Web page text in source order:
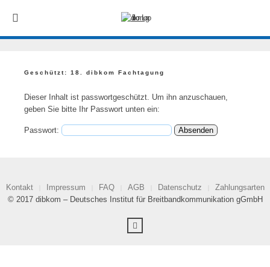
Geschützt: 18. dibkom Fachtagung
Dieser Inhalt ist passwortgeschützt. Um ihn anzuschauen,
geben Sie bitte Ihr Passwort unten ein:
Passwort:
Kontakt Impressum FAQ AGB Datenschutz
Zahlungsarten
© 2017 dibkom – Deutsches Institut für Breitbandkommunikation gGmbH